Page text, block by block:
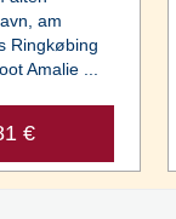
am
Ringkøbing
Amalie ...
€